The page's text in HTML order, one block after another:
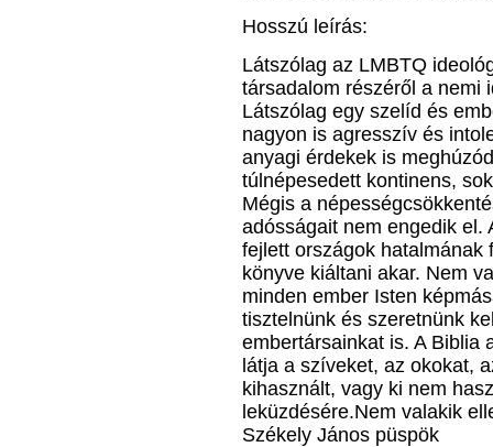
Hosszú leírás:
Látszólag az LMBTQ
társadalom részéről a nemi
Látszólag egy szelíd és
nagyon is agresszív és
anyagi érdekek is
túlnépesedett kontinens,
Mégis a
adósságait nem engedik el.
fejlett országok hatalmának
könyve kiáltani akar. Nem
minden ember Isten
tisztelnünk és szeretnünk
embertársainkat is. A Biblia
látja a szíveket, az okokat,
kihasznált, vagy ki nem
leküzdésére.Nem valakik
Székely János püspök